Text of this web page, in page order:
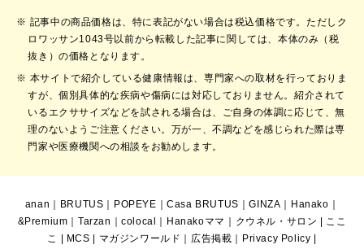
記事中の商品価格は、特に表記がない場合は税込価格です。ただしク
ロワッサン1043号以前から転載した記事に関しては、本体のみ（税
抜き）の価格となります。
本サイトで紹介している健康情報は、専門家への取材を行っておりま
すが、個別具体的な疾病や傷病には対応しておりません。紹介されて
いるエクササイズなどを試される場合は、ご自身の体調に応じて、無
理のないようご注意ください。万が一、不調などを感じられた際は専
門家や医療機関への相談をお勧めします。
anan BRUTUS POPEYE ｜Casa BRUTUS ｜GINZA Hanako
&Premium ｜Tarzan ｜colocal Hanakoママ クウネル・サロン
ここ
こ
MCS マガジンワールド 広告掲載 Privacy Policy